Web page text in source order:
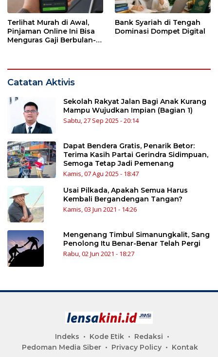
Terlihat Murah di Awal,
Pinjaman Online Ini Bisa
Menguras Gaji Berbulan-
Bank Syariah di Tengah
Dominasi Dompet Digital
Catatan Aktivis
Sekolah Rakyat Jalan Bagi Anak Kurang
Mampu Wujudkan Impian (Bagian 1)
Sabtu, 27 Sep 2025 - 20:14
Dapat Bendera Gratis, Penarik Betor:
Terima Kasih Partai Gerindra Sidimpuan,
Semoga Tetap Jadi Pemenang
Kamis, 07 Agu 2025 - 18:47
Usai Pilkada, Apakah Semua Harus
Kembali Bergandengan Tangan?
Kamis, 03 Jun 2021 - 14:26
Mengenang Timbul Simanungkalit, Sang
Penolong Itu Benar-Benar Telah Pergi
Rabu, 02 Jun 2021 - 18:27
Indeks Kode Etik
Redaksi
Pedoman Media Siber
Privacy Policy Kontak